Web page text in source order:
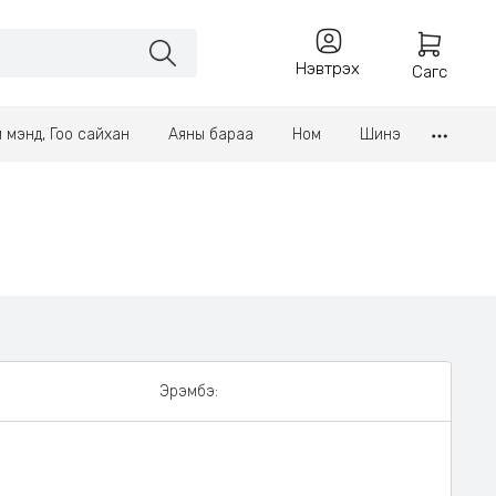
Нэвтрэх Сагс
мэнд, Гоо сайхан Аяны бараа Ном Шинэ
Эрэмбэ: